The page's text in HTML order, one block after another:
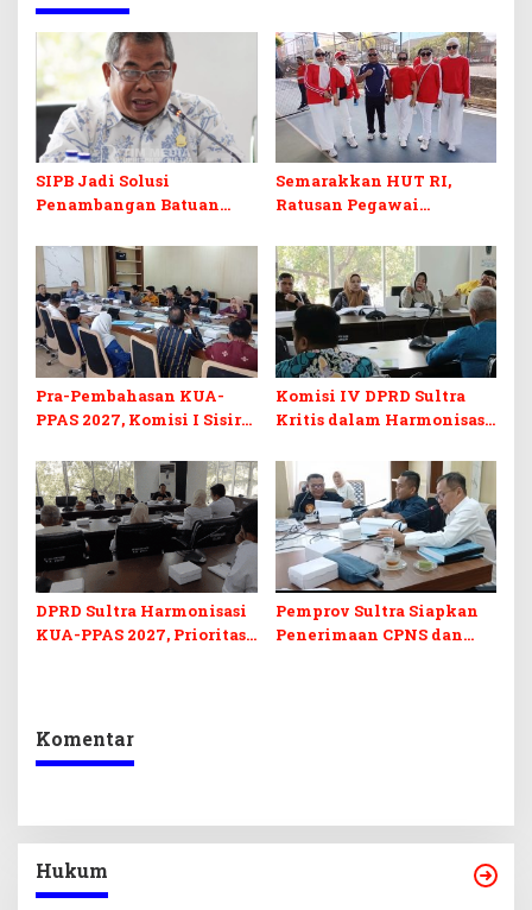
SIPB Jadi Solusi
Penambangan Batuan
di Sultra
Semarakkan HUT RI,
Ratusan Pegawai
Ikuti Lomba Bola Gotong
Pra-Pembahasan KUA-
PPAS 2027, Komisi I Sisir
Berkelanjutan
Komisi IV DPRD Sultra
Kritis dalam Harmonisasi
Perubahan APBD 2026
DPRD Sultra Harmonisasi
KUA-PPAS 2027, Prioritas
Pemprov Sultra Siapkan
Penerimaan CPNS dan
Komentar
Hukum